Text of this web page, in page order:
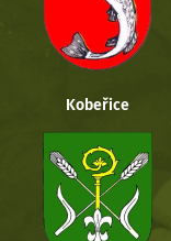
Kobeřice